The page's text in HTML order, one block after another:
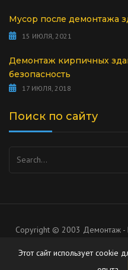
Мусор после демонтажа
15 ИЮЛЯ, 2021
Демонтаж кирпичных
безопасность
17 ИЮЛЯ, 2018
Поиск по сайту
Copyright © 2003 Демонтаж -
Этот сайт использует cookie